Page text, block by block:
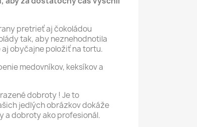
pretrieť aj čokoládou
tak, aby neznehodnotila
obyčajne položiť na tortu.
medovníkov, keksíkov a
dobroty ! Je to
jedlých obrázkov dokáže
a dobroty ako profesionál.